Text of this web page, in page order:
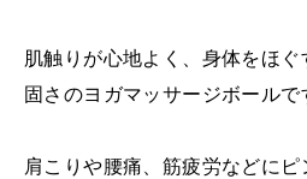
肌触りが心地よく、身体をほ
固さのヨガマッサージボールで
肩こりや腰痛、筋疲労などに